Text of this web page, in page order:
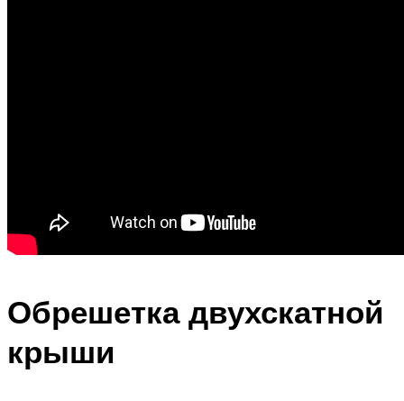
Обрешетка двухскатной
крыши